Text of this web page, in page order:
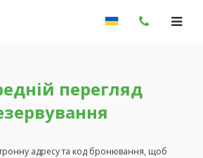
перегляд
адресу та код бронювання, щоб